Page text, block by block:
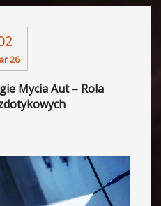
26
Mycia Aut – Rola